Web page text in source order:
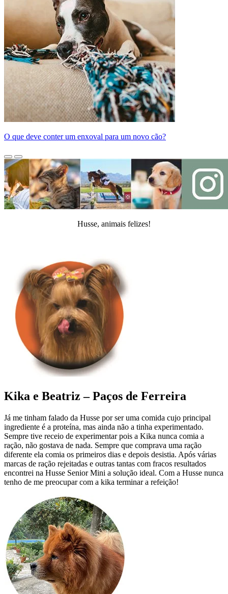
O que deve conter um enxoval para um novo cão?
Husse, animais felizes!
Kika e Beatriz – Paços de Ferreira
Já me tinham falado da Husse por ser uma comida cujo principal
ingrediente é a proteína, mas ainda não a tinha experimentado.
Sempre tive receio de experimentar pois a Kika nunca comia a
ração, não gostava de nada. Sempre que comprava uma ração
diferente ela comia os primeiros dias e depois desistia. Após várias
marcas de ração rejeitadas e outras tantas com fracos resultados
encontrei na Husse Senior Mini a solução ideal. Com a Husse nunca
tenho de me preocupar com a kika terminar a refeição!